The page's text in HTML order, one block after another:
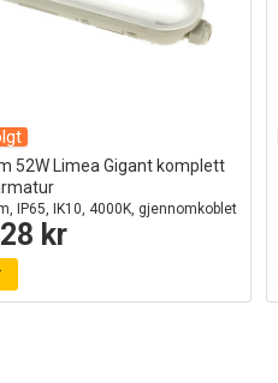
52W Limea Gigant komplett
IP65, IK10, 4000K, gjennomkoblet
kr